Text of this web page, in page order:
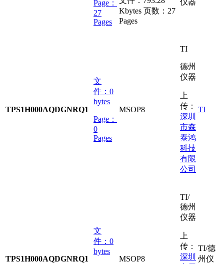
Page：
27
Pages
Kbytes 页数： 27
Pages
仪器
TPS1H000AQDGNRQ1
文
件： 0
bytes
Page：
0
Pages
MSOP8
TI
德州
仪器
上
传：
深圳
市森
泰鸿
科技
有限
公司
TI
TPS1H000AQDGNRQ1
文
件： 0
bytes
MSOP8
TI/
德州
仪器
上
传：
深圳
TI/德
州仪